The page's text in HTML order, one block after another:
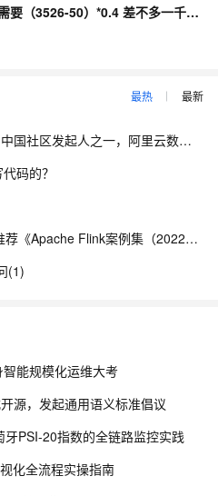
阿里云ARMS这个应用估计8月需要（3526-50）*0.4 差不多一千多块钱是吧？
最热 最新
【大咖问答】对话PostgreSQL 中国社区发起人之一，阿里云数据库高级专家 德哥
码的？
【藏经阁一起读（27）】本周推荐《Apache Flink案例集（2022版）》，你有哪些心得？
(1)
能规模化运维大考
源，发起通用语义标准倡议
PSI-20指数的全链路监控实践
化全流程实操指南